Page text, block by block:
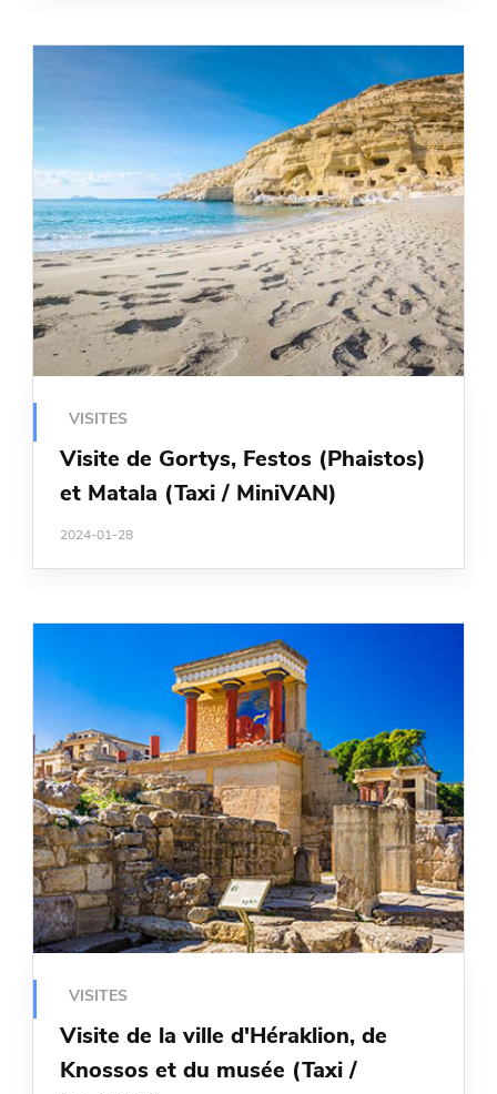
VISITES
Visite de Gortys, Festos (Phaistos)
et Matala (Taxi / MiniVAN)
2024-01-28
VISITES
Visite de la ville d'Héraklion, de
Knossos et du musée (Taxi /